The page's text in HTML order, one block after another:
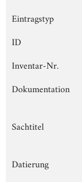
Eintragstyp
ID
Inventar-Nr.
Dokumentation
Sachtitel
Datierung